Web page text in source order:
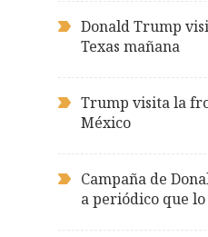
Donald Trump
Texas mañana
Trump visita la
México
Campaña de
a periódico que